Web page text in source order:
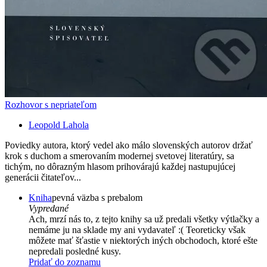
Rozhovor s nepriateľom
Leopold Lahola
Poviedky autora, ktorý vedel ako málo slovenských autorov držať
krok s duchom a smerovaním modernej svetovej literatúry, sa
tichým, no dôrazným hlasom prihovárajú každej nastupujúcej
generácii čitateľov...
Knihapevná väzba s prebalom
Vypredané
Ach, mrzí nás to, z tejto knihy sa už predali všetky výtlačky a
nemáme ju na sklade my ani vydavateľ :( Teoreticky však
môžete mať šťastie v niektorých iných obchodoch, ktoré ešte
nepredali posledné kusy.
Pridať do zoznamu